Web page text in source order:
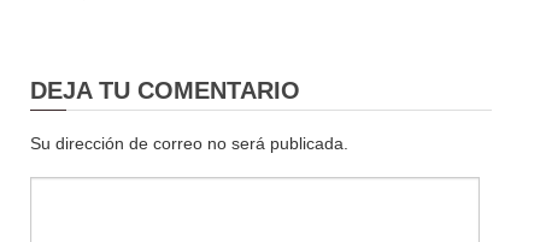
DEJA TU COMENTARIO
Su dirección de correo no será publicada.